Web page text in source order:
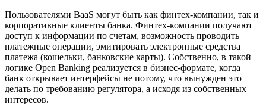
Пользователями BaaS могут быть как финтех-компании, так и
корпоративные клиенты банка. Финтех-компании получают
доступ к информации по счетам, возможность проводить
платежные операции, эмитировать электронные средства
платежа (кошельки, банковские карты). Собственно, в такой
логике Open Bаnking реализуется в бизнес-формате, когда
банк открывает интерфейсы не потому, что вынужден это
делать по требованию регулятора, а исходя из собственных
интересов.